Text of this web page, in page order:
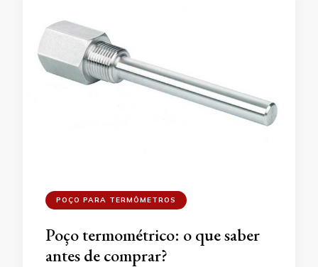
POÇO PARA TERMÔMETROS
Poço termométrico: o que saber
antes de comprar?